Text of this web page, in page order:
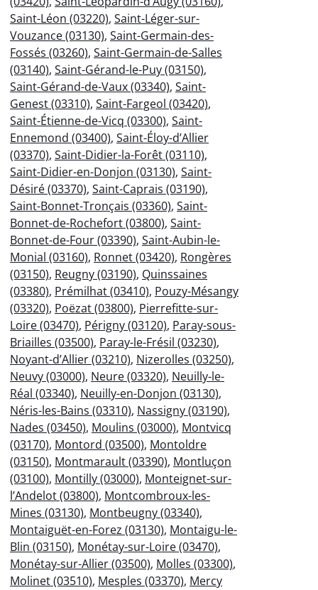
Saint-Léon (03220), Saint-Léger-sur-
Vouzance (03130), Saint-Germain-des-
Fossés (03260), Saint-Germain-de-Salles
(03140), Saint-Gérand-le-Puy (03150),
Saint-Gérand-de-Vaux (03340), Saint-
Genest (03310), Saint-Fargeol (03420),
Saint-Étienne-de-Vicq (03300), Saint-
Ennemond (03400), Saint-Éloy-d’Allier
(03370), Saint-Didier-la-Forêt (03110),
Saint-Didier-en-Donjon (03130), Saint-
Désiré (03370), Saint-Caprais (03190),
Saint-Bonnet-Tronçais (03360), Saint-
Bonnet-de-Rochefort (03800), Saint-
Bonnet-de-Four (03390), Saint-Aubin-le-
Monial (03160), Ronnet (03420), Rongères
(03150), Reugny (03190), Quinssaines
(03380), Prémilhat (03410), Pouzy-Mésangy
(03320), Poëzat (03800), Pierrefitte-sur-
Loire (03470), Périgny (03120), Paray-sous-
Briailles (03500), Paray-le-Frésil (03230),
Noyant-d’Allier (03210), Nizerolles (03250),
Neuvy (03000), Neure (03320), Neuilly-le-
Réal (03340), Neuilly-en-Donjon (03130),
Néris-les-Bains (03310), Nassigny (03190),
Nades (03450), Moulins (03000), Montvicq
(03170), Montord (03500), Montoldre
(03150), Montmarault (03390), Montluçon
(03100), Montilly (03000), Monteignet-sur-
l’Andelot (03800), Montcombroux-les-
Mines (03130), Montbeugny (03340),
Montaiguët-en-Forez (03130), Montaigu-le-
Blin (03150), Monétay-sur-Loire (03470),
Monétay-sur-Allier (03500), Molles (03300),
Molinet (03510), Mesples (03370), Mercy